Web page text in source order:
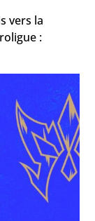
vers la
: